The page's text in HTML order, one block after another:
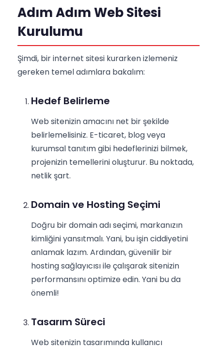
Adım Adım Web Sitesi
Kurulumu
Şimdi, bir internet sitesi kurarken izlemeniz
gereken temel adımlara bakalım:
Hedef Belirleme
Web sitenizin amacını net bir şekilde
belirlemelisiniz. E-ticaret, blog veya
kurumsal tanıtım gibi hedeflerinizi bilmek,
projenizin temellerini oluşturur. Bu noktada,
netlik şart.
Domain ve Hosting Seçimi
Doğru bir domain adı seçimi, markanızın
kimliğini yansıtmalı. Yani, bu işin ciddiyetini
anlamak lazım. Ardından, güvenilir bir
hosting sağlayıcısı ile çalışarak sitenizin
performansını optimize edin. Yani bu da
önemli!
Tasarım Süreci
Web sitenizin tasarımında kullanıcı